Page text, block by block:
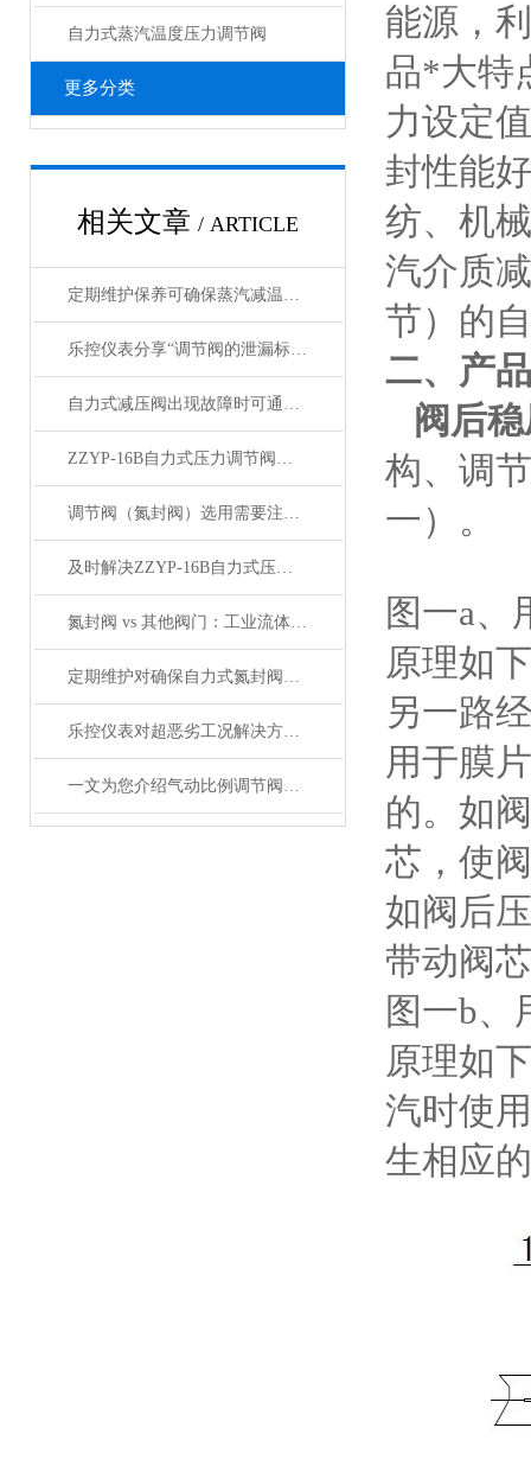
自力式蒸汽温度压力调节阀
更多分类
相关文章 / ARTICLE
定期维护保养可确保蒸汽减温减压调节阀的性能和寿命
乐控仪表分享“调节阀的泄漏标准”
自力式减压阀出现故障时可通过这些方法解决
ZZYP-16B自力式压力调节阀的选型手册
调节阀（氮封阀）选用需要注意什么？
及时解决ZZYP-16B自力式压力调节阀故障是保障高效运行的关键
氮封阀 vs 其他阀门：工业流体控制的功能分化与适配
定期维护对确保自力式氮封阀的安全性和稳定性至关重要
乐控仪表对超恶劣工况解决方案（串级式阀芯技术）分析及解决方案
一文为您介绍气动比例调节阀的功能特点
能源，
品*大特
力设定
封性能
纺、机
汽介质
节）的
二、产品
阀后稳
构、调
一）。
图一a、
原理如
另一路
用于膜
的。如
芯，使
如阀后
带动阀
图一b、
原理如
汽时使
生相应